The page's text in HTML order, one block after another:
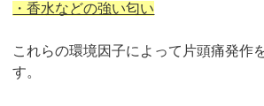
・香水などの強い匂い
これらの環境因子によって片頭痛発作
す。